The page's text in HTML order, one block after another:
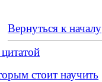
Вернуться к началу
стоит научить